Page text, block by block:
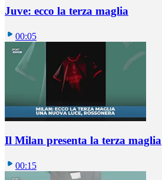
Juve: ecco la terza maglia
00:05
Il Milan presenta la terza maglia
00:15